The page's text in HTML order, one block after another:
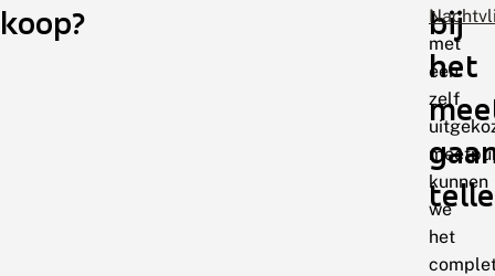
koop?
bij
het
met
een
zelf
kunnen
we
het